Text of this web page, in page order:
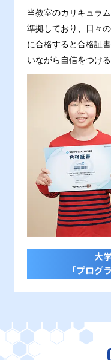
当教室のカリキュラ
準拠しており、日々
に合格すると合格証
いながら自信をつけ
大
「プログ